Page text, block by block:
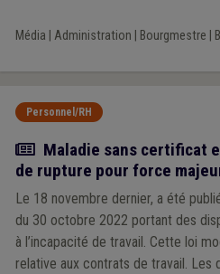
Média Administration Bourgmestre
Personnel/RH
Actualité
Maladie sans certificat
de rupture pour force
Le 18 novembre dernier, a été
du 30 octobre 2022 portant des
à l’incapacité de travail. Cette loi modifie la loi du 3 juillet 1978
relative aux contrats de travail. Les